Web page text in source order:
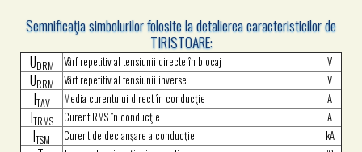
Semnificaţia simbolurilor folosite la detalierea caracteristicilor de
TIRISTOARE:
UDRM Vârf repetitiv al tensiunii directe în blocaj V
URRM Vârf repetitiv al tensiunii inverse V
ITAV Media curentului direct în conducţie A
ITRMS Curent RMS în conducţie A
ITSM Curent de declanşare a conducţiei kA